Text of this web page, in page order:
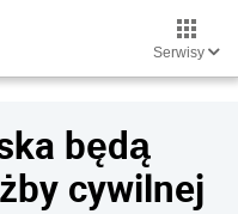
Serwisy
będą
cywilnej